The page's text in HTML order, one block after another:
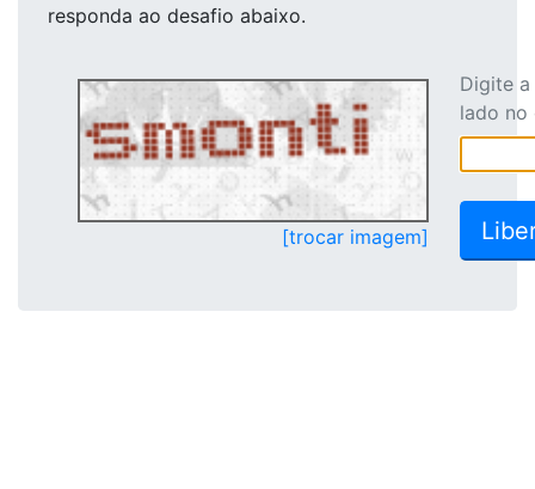
responda ao desafio abaixo.
[trocar imagem]
Digite
lado no